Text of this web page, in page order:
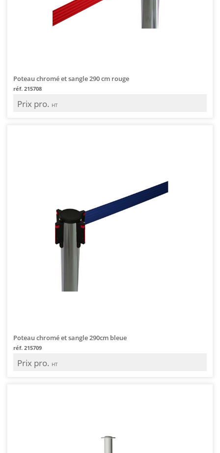
Poteau chromé et sangle 290 cm rouge
réf. 215708
Prix pro. HT
Poteau chromé et sangle 290cm bleue
réf. 215709
Prix pro. HT